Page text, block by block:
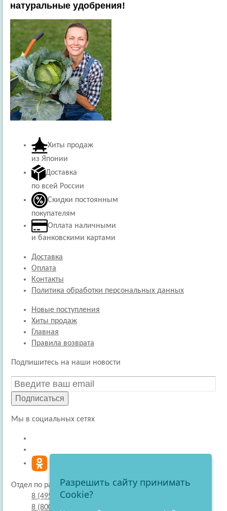
натуральные удобрения!
Хиты продаж
из Японии
Доставка
по всей России
Скидки постоянным
покупателям
Оплата наличными
и банковскими картами
Доставка
Оплата
Контакты
Политика обработки персональных данных
Новые поступления
Хиты продаж
Главная
Правила возврата
Подпишитесь на наши новости
Подписаться
Мы в социальных сетях
Отдел по работе с покупателями
8 (495) 220-51-30
8 (800) 707-27-19
Разрешить сайту принимать
Cookie?